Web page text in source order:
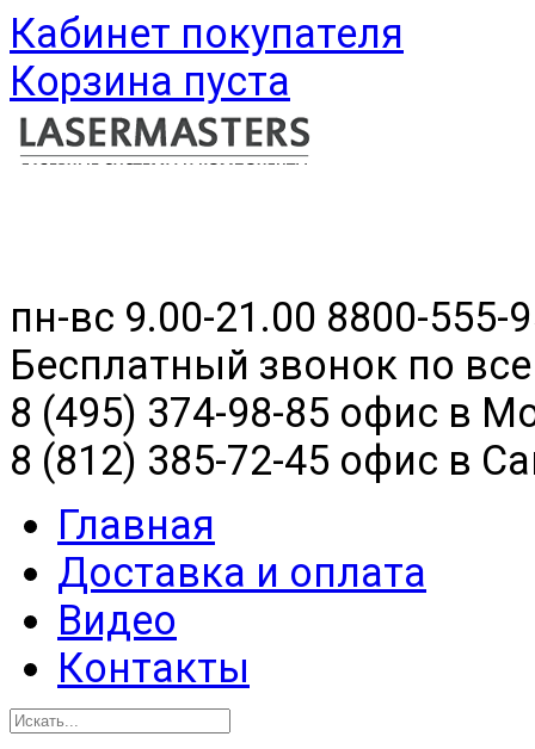
Кабинет покупателя
Корзина пуста
пн-вс 9.00-21.00 8800-555-
Бесплатный звонок по
8 (495) 374-98-85 офис в
8 (812) 385-72-45 офис в
Главная
Доставка и оплата
Видео
Контакты